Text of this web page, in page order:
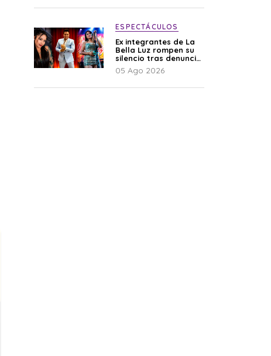
ESPECTÁCULOS
Ex integrantes de La
Bella Luz rompen su
silencio tras denuncia
de Naldy: “Todo el
mundo lo sabía”
05 Ago 2026